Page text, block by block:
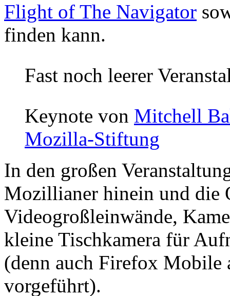
Flight of The Navigator
finden kann.
Fast noch leerer
Keynote von Mitchell
Mozilla-Stiftung
In den großen
Mozillianer hinein und die
Videogroßleinwände,
kleine Tischkamera für
(denn auch Firefox Mobile
vorgeführt).